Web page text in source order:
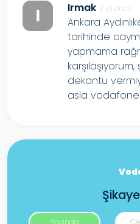
I Irmak 3 yıl önce
Ankara
tarihinde
yapmama
dekontu
asla vodafone
Yayında